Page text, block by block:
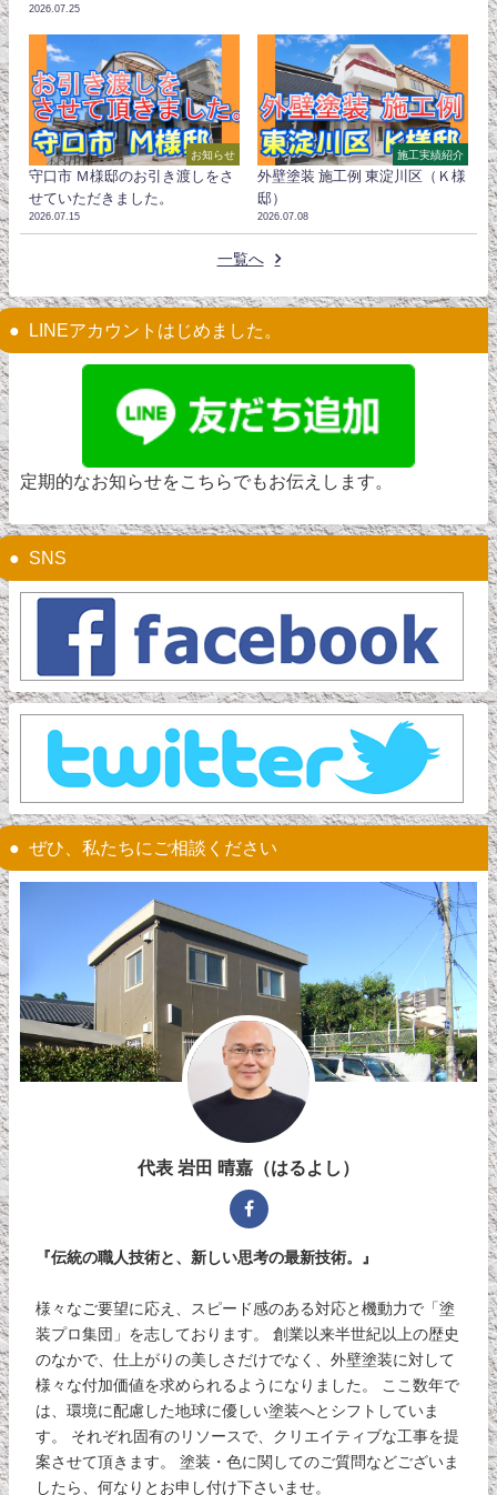
2026.07.25
お知らせ
守口市 Ｍ様邸のお引き渡しをさ
せていただきました。
2026.07.15
施工実績紹介
外壁塗装 施工例 東淀川区（Ｋ様
邸）
2026.07.08
一覧へ
LINEアカウントはじめました。
定期的なお知らせをこちらでもお伝えします。
SNS
ぜひ、私たちにご相談ください
代表 岩田 晴嘉（はるよし）
『伝統の職人技術と、新しい思考の最新技術。』
様々なご要望に応え、スピード感のある対応と機動力で「塗
装プロ集団」を志しております。 創業以来半世紀以上の歴史
のなかで、仕上がりの美しさだけでなく、外壁塗装に対して
様々な付加価値を求められるようになりました。 ここ数年で
は、環境に配慮した地球に優しい塗装へとシフトしていま
す。 それぞれ固有のリソースで、クリエイティブな工事を提
案させて頂きます。 塗装・色に関してのご質問などございま
したら、何なりとお申し付け下さいませ。